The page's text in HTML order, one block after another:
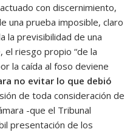
con discernimiento,
una prueba imposible, claro
la previsibilidad de una
el riesgo propio “de la
la caída al foso deviene
no evitar lo que debió
de toda consideración de
-que el Tribunal
presentación de los